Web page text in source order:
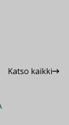
Katso kaikki